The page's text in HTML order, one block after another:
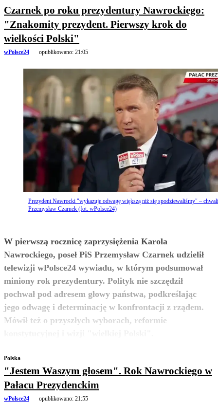
Czarnek po roku prezydentury Nawrockiego:
"Znakomity prezydent. Pierwszy krok do
wielkości Polski"
wPolsce24 opublikowano: 21:05
Prezydent Nawrocki "wykazuje odwagę większą niż się spodziewaliśmy" – chwali
Przemysław Czarnek (fot. wPolsce24)
W pierwszą rocznicę zaprzysiężenia Karola
Nawrockiego, poseł PiS Przemysław Czarnek udzielił
telewizji wPolsce24 wywiadu, w którym podsumował
miniony rok prezydentury. Polityk nie szczędził
pochwał pod adresem głowy państwa, podkreślając
jego odwagę i determinację w konfrontacji z rządem.
Mówił też o przyszłych wyborach, reformie
zobacz więcej
Polska
"Jestem Waszym głosem". Rok Nawrockiego w
Pałacu Prezydenckim
wPolsce24 opublikowano: 21:55